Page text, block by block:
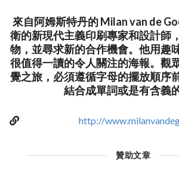
來自阿姆斯特丹的 Milan van de
衛的新現代主義印刷專家和設計師
物，並尋求新的合作機會。他用趣
很值得一讀的令人關注的海報。觀
覺之旅，必須遵循字母的擺放順序
結合成單詞或是有含義的
http://
贊助文章